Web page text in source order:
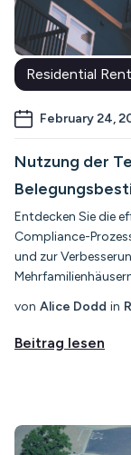
Residential
February 24,
Nutzung der
Entdecken Sie die
Compliance-
und zur
von Alice Dodd in
Beitrag lesen